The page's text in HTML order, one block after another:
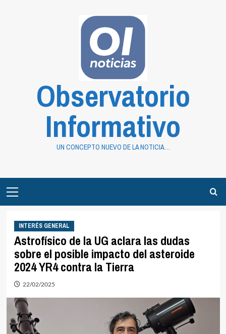
Observatorio
Informativo
UN CONCEPTO NUEVO DE LA NOTICIA…
Menu
INTERÉS GENERAL
Astrofísico de la UG aclara las dudas
sobre el posible impacto del asteroide
2024 YR4 contra la Tierra
22/02/2025